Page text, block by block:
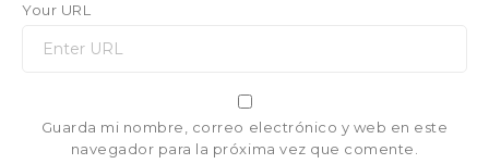
Your URL
Guarda mi nombre, correo electrónico y web en este
navegador para la próxima vez que comente.